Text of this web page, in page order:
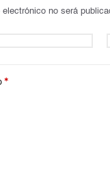
no será
*